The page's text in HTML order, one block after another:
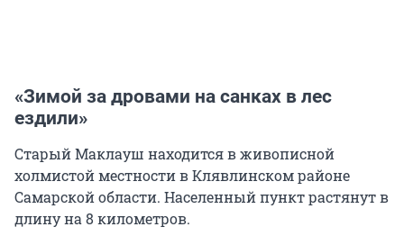
«Зимой за дровами на санках в лес
ездили»
Старый Маклауш находится в живописной
холмистой местности в Клявлинском районе
Самарской области. Населенный пункт растянут в
длину на 8 километров.